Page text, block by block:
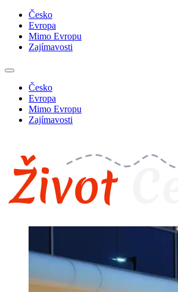
Česko
Evropa
Mimo Evropu
Zajímavosti
Česko
Evropa
Mimo Evropu
Zajímavosti